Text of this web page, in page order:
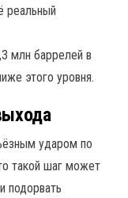
реальный
млн баррелей в
этого уровня.
ударом по
такой шаг может
подорвать